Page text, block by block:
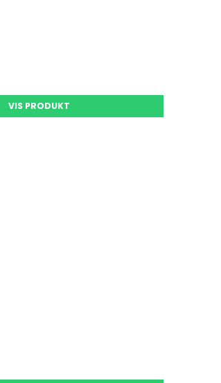
VIS PRODUKT